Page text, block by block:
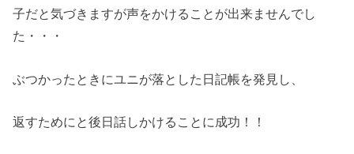
子だと気づきますが声をかけることが出来ませんでし
た・・・
ぶつかったときにユニが落とした日記帳を発見し、
返すためにと後日話しかけることに成功！！